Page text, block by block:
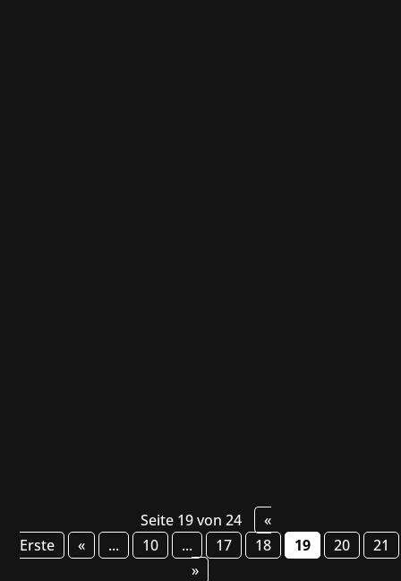
Seite 19 von 24
«
Erste
« ... 10 ... 17 18 19 20
21
»